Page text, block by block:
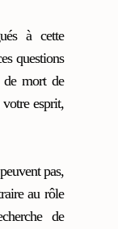
à cette
questions
mort de
votre esprit,
pas,
au rôle
de